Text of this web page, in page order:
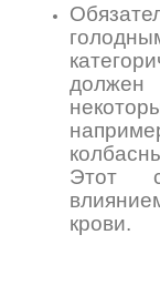
Этот
крови.